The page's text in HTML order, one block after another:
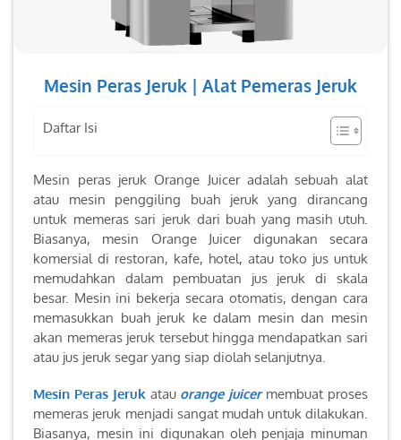
Mesin Peras Jeruk | Alat Pemeras Jeruk
Daftar Isi
Mesin peras jeruk Orange Juicer adalah sebuah alat
atau mesin penggiling buah jeruk yang dirancang
untuk memeras sari jeruk dari buah yang masih utuh.
Biasanya, mesin Orange Juicer digunakan secara
komersial di restoran, kafe, hotel, atau toko jus untuk
memudahkan dalam pembuatan jus jeruk di skala
besar. Mesin ini bekerja secara otomatis, dengan cara
memasukkan buah jeruk ke dalam mesin dan mesin
akan memeras jeruk tersebut hingga mendapatkan sari
atau jus jeruk segar yang siap diolah selanjutnya.
Mesin Peras Jeruk atau orange juicermembuat proses
memeras jeruk menjadi sangat mudah untuk dilakukan.
Biasanya, mesin ini digunakan oleh penjaja minuman